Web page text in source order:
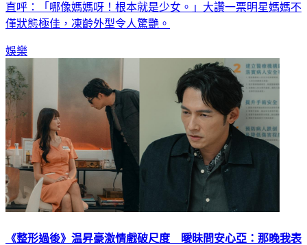
直呼：「哪像媽媽呀！根本就是少女。」大讚一票明星媽媽不
僅狀態極佳，凍齡外型令人驚艷。
娛樂
《整形過後》温昇豪激情戲破尺度 曖昧問安心亞：那晚我表